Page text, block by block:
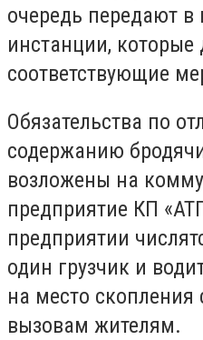
очередь передают
инстанции,
соответствующие
Обязательства по
содержанию
возложены на
предприятие КП
предприятии
один грузчик и
на место скопления
вызовам жителям.